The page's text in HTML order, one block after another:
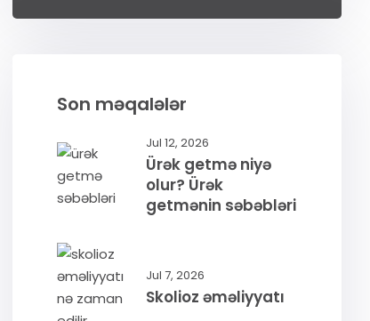
Son məqalələr
Jul 12, 2026
Ürək getmə niyə
olur? Ürək
getmənin səbəbləri
Jul 7, 2026
Skolioz əməliyyatı